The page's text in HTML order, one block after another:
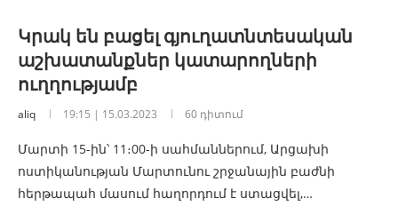
Կրակ են բացել գյուղատնտեսական
աշխատանքներ կատարողների
ուղղությամբ
aliq 19:15 | 15.03.2023 60 դիտում
Մարտի 15-ին՝ 11։00-ի սահմաններում, Արցախի
ոստիկանության Մարտունու շրջանային բաժնի
հերթապահ մասում հաղորդում է ստացվել,…